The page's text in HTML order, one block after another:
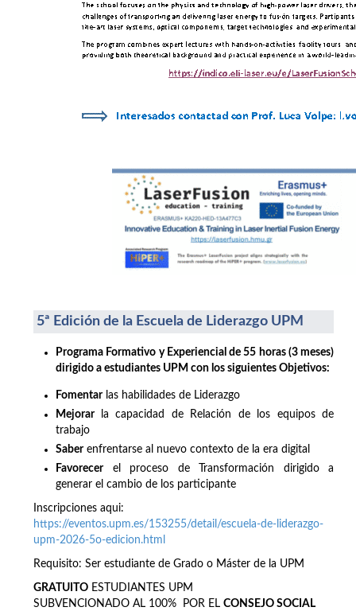
5ª Edición de la Escuela de Liderazgo UPM
Programa Formativo y Experiencial de 55 horas (3 meses)
dirigido a estudiantes UPM con los siguientes Objetivos:
Fomentarlas habilidades de Liderazgo
Mejorar
la capacidad de Relación de los equipos de
trabajo
Saberenfrentarse al nuevo contexto de la era digital
Favorecerel proceso de Transformación dirigido a
generar el cambio de los participante
Inscripciones aqui:
https://eventos.upm.es/153255/detail/escuela-de-liderazgo-
upm-2026-5o-edicion.html
Requisito: Ser estudiante de Grado o Máster de la UPM
GRATUITO ESTUDIANTES UPM
SUBVENCIONADO AL 100% POR EL CONSEJO SOCIAL